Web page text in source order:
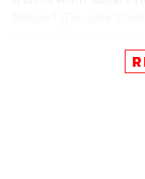
Peace is Every Step